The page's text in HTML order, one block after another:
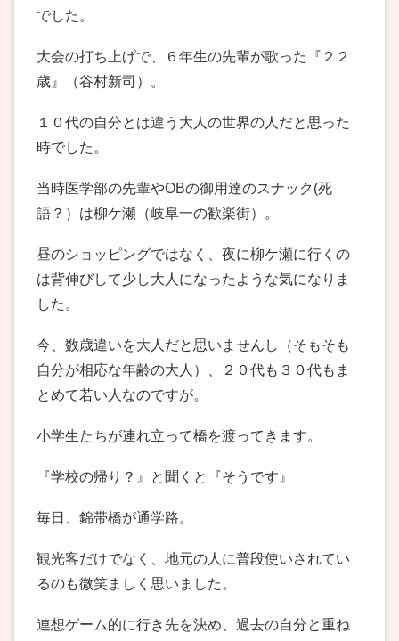
でした。
大会の打ち上げで、６年生の先輩が歌った『２２
歳』（谷村新司）。
１０代の自分とは違う大人の世界の人だと思った
時でした。
当時医学部の先輩やOBの御用達のスナック(死
語？）は柳ケ瀬（岐阜一の歓楽街）。
昼のショッピングではなく、夜に柳ケ瀬に行くの
は背伸びして少し大人になったような気になりま
した。
今、数歳違いを大人だと思いませんし（そもそも
自分が相応な年齢の大人）、２０代も３０代もま
とめて若い人なのですが。
小学生たちが連れ立って橋を渡ってきます。
『学校の帰り？』と聞くと『そうです』
毎日、錦帯橋が通学路。
観光客だけでなく、地元の人に普段使いされてい
るのも微笑ましく思いました。
連想ゲーム的に行き先を決め、過去の自分と重ね